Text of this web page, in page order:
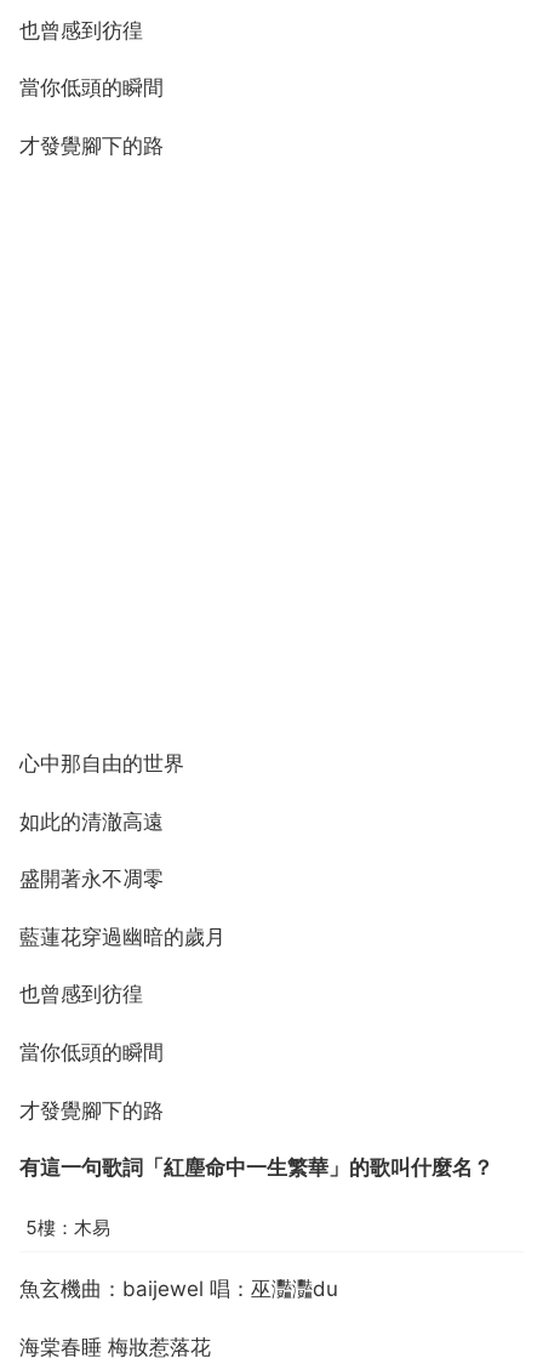
也曾感到彷徨
當你低頭的瞬間
才發覺腳下的路
心中那自由的世界
如此的清澈高遠
盛開著永不凋零
藍蓮花穿過幽暗的歲月
也曾感到彷徨
當你低頭的瞬間
才發覺腳下的路
有這一句歌詞「紅塵命中一生繁華」的歌叫什麼名？
5樓：木易
魚玄機曲：baijewel 唱：巫灩灩du
海棠春睡 梅妝惹落花